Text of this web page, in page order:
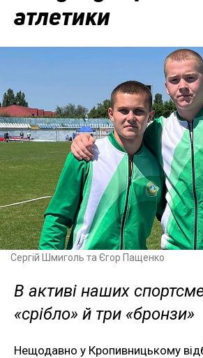
атлетики
Сергій Шмиголь та Єгор Пащенко
В активі наших
«срібло» й три «бронзи»
Нещодавно у Кропивницькому